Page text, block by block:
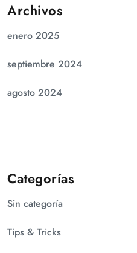
Archivos
enero 2025
septiembre 2024
agosto 2024
Categorías
Sin categoría
Tips & Tricks